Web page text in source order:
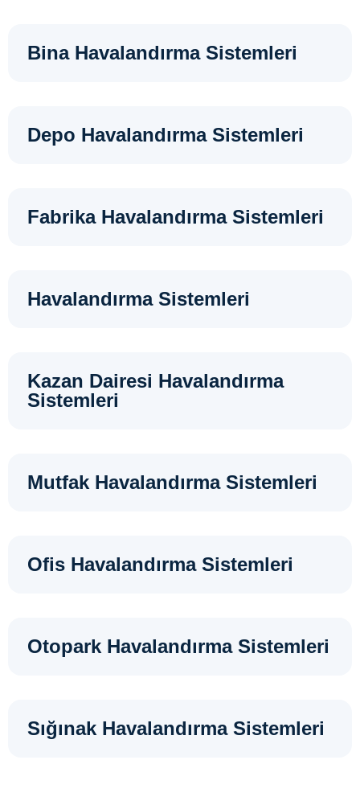
Bina Havalandırma Sistemleri
Depo Havalandırma Sistemleri
Fabrika Havalandırma Sistemleri
Havalandırma Sistemleri
Kazan Dairesi Havalandırma
Sistemleri
Mutfak Havalandırma Sistemleri
Ofis Havalandırma Sistemleri
Otopark Havalandırma Sistemleri
Sığınak Havalandırma Sistemleri